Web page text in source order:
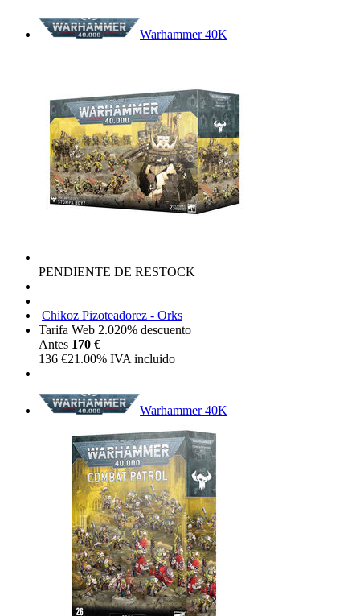
Warhammer 40K
PENDIENTE DE RESTOCK
Chikoz Pizoteadorez - Orks
Tarifa Web 2.020% descuento
Antes 170 €
136 €21.00% IVA incluido
Warhammer 40K